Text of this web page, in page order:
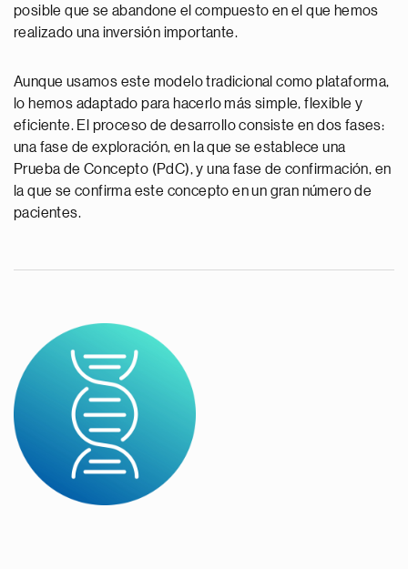
posible que se abandone el compuesto en el que hemos
realizado una inversión importante.
Aunque usamos este modelo tradicional como plataforma,
lo hemos adaptado para hacerlo más simple, flexible y
eficiente. El proceso de desarrollo consiste en dos fases:
una fase de exploración, en la que se establece una
Prueba de Concepto (PdC), y una fase de confirmación, en
la que se confirma este concepto en un gran número de
pacientes.